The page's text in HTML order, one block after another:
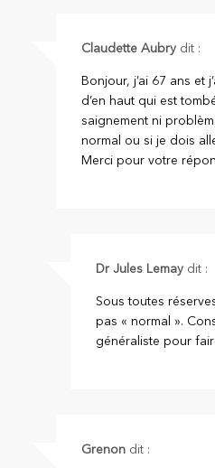
Claudette Aubry dit :
Bonjour, j’ai 67 ans et
d’en haut qui est
saignement ni
normal ou si je dois
Merci pour votre
Dr Jules Lemay dit :
Sous toutes
pas « normal ».
généraliste pour
Grenon dit :